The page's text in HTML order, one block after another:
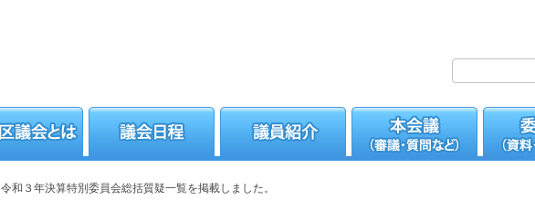
令和３年決算特別委員会総括質疑一覧を掲載しました。